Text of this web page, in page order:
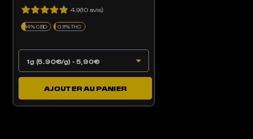
AJOUTER AU PANIER
14% CBD 0.11% THC
4.9(10 avis)